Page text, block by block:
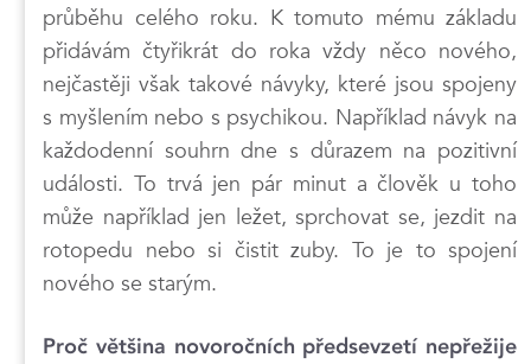
průběhu celého roku. K tomuto mému základu
přidávám čtyřikrát do roka vždy něco nového,
nejčastěji však takové návyky, které jsou spojeny
s myšlením nebo s psychikou. Například návyk na
každodenní souhrn dne s důrazem na pozitivní
události. To trvá jen pár minut a člověk u toho
může například jen ležet, sprchovat se, jezdit na
rotopedu nebo si čistit zuby. To je to spojení
nového se starým.
Proč většina novoročních předsevzetí nepřežije